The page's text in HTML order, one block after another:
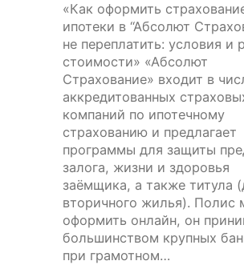
«Как оформить
ипотеки в “Абсолют
не переплатить: условия и
стоимости» «Абсолют
Страхование» входит в
аккредитованных
компаний по ипотечному
страхованию и предлагает
программы для защиты
залога, жизни и здоровья
заёмщика, а также титула
вторичного жилья). Полис
оформить онлайн, он
большинством крупных
при грамотном…